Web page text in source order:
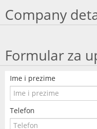
Company
Formular za
Ime i prezime
Telefon